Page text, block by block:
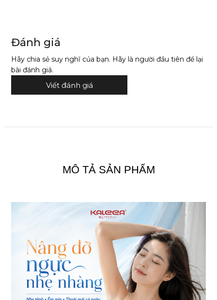
Đánh giá
Hãy chia sẻ suy nghĩ của bạn. Hãy là người đầu tiên để lại
bài đánh giá.
Viết đánh giá
MÔ TẢ SẢN PHẨM